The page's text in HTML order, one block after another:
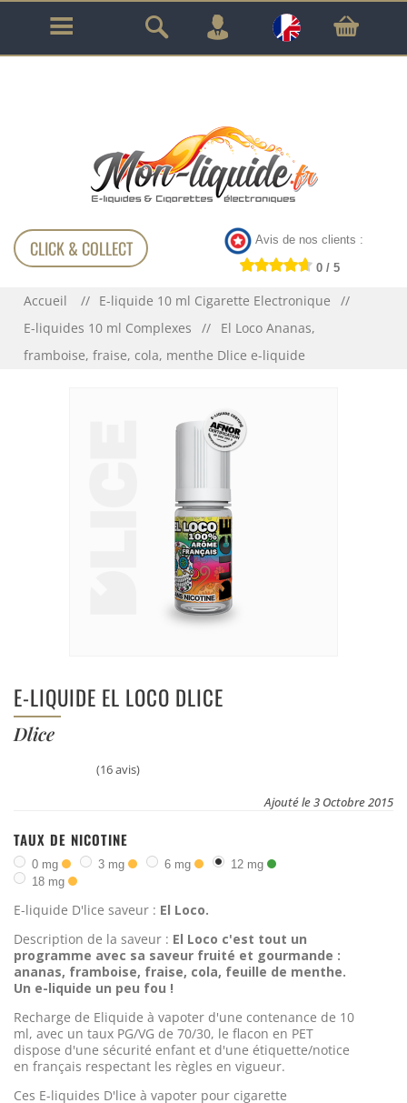
GARANTIE À VIE SUR TOUT LE MATÉRIEL
!!!
CLICK & COLLECT Avis de nos clients :
0 / 5
Accueil
E-liquide 10 ml Cigarette Electronique
E-liquides 10 ml Complexes
El Loco Ananas,
framboise, fraise, cola, menthe Dlice e-liquide
E-LIQUIDE EL LOCO DLICE
Dlice
(16 avis)
Ajouté le 3 Octobre 2015
TAUX DE NICOTINE
0 mg 3 mg 6 mg
12 mg
18 mg
E-liquide D'lice saveur : El Loco.
Description de la saveur : El Loco c'est tout un
programme avec sa saveur fruité et gourmande :
ananas, framboise, fraise, cola, feuille de menthe.
Un e-liquide un peu fou !
Recharge de Eliquide à vapoter d'une contenance de 10
ml, avec un taux PG/VG de 70/30, le flacon en PET
dispose d'une sécurité enfant et d'une étiquette/notice
en français respectant les règles en vigueur.
Ces E-liquides D'lice à vapoter pour cigarette